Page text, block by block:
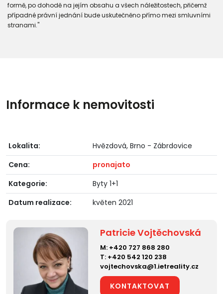
formě, po dohodě na jejím obsahu a všech náležitostech, přičemž
případné právní jednání bude uskutečněno přímo mezi smluvními
stranami."
Informace k nemovitosti
Lokalita:
Hvězdová, Brno - Zábrdovice
Cena:
pronajato
Kategorie:
Byty 1+1
Datum realizace:
květen 2021
Patricie Vojtěchovská
M: +420 727 868 280
T: +420 542 120 238
vojtechovska@1.ietreality.cz
KONTAKTOVAT